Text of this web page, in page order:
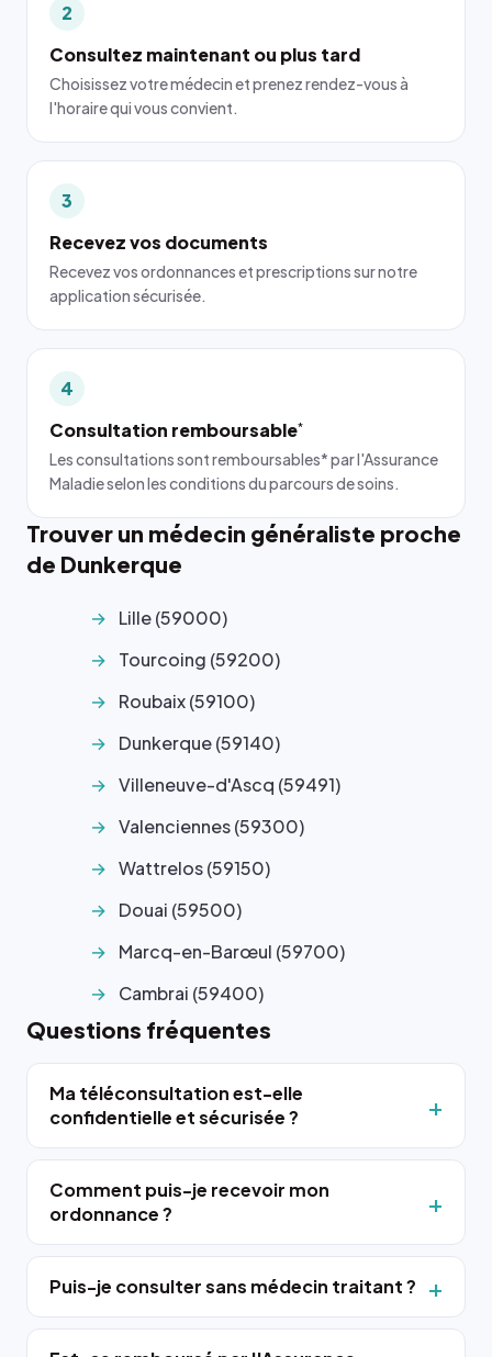
2
Consultez maintenant ou plus tard
Choisissez votre médecin et prenez rendez-vous à
l'horaire qui vous convient.
3
Recevez vos documents
Recevez vos ordonnances et prescriptions sur notre
application sécurisée.
4
Consultation remboursable*
Les consultations sont remboursables* par l'Assurance
Maladie selon les conditions du parcours de soins.
Trouver un médecin généraliste proche
de Dunkerque
Lille (59000)
Tourcoing (59200)
Roubaix (59100)
Dunkerque (59140)
Villeneuve-d'Ascq (59491)
Valenciennes (59300)
Wattrelos (59150)
Douai (59500)
Marcq-en-Barœul (59700)
Cambrai (59400)
Questions fréquentes
Ma téléconsultation est-elle
confidentielle et sécurisée ?
Comment puis-je recevoir mon
ordonnance ?
Puis-je consulter sans médecin traitant ?